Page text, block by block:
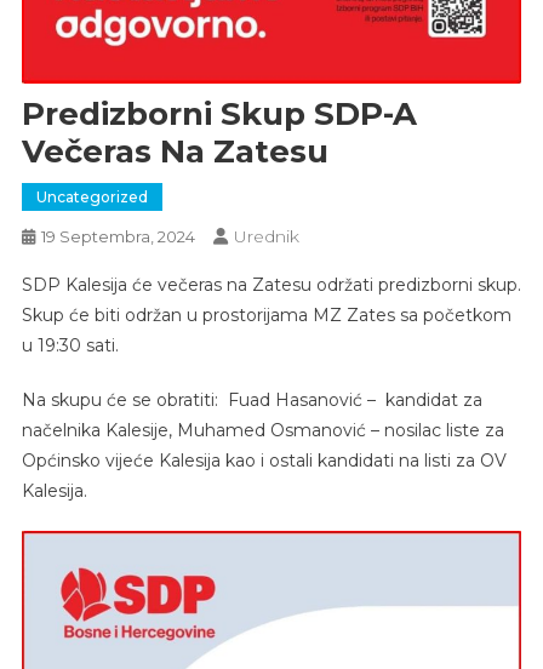
Predizborni Skup SDP-A
Večeras Na Zatesu
Uncategorized
19 Septembra, 2024 Urednik
SDP Kalesija će večeras na Zatesu održati predizborni skup.
Skup će biti održan u prostorijama MZ Zates sa početkom
u 19:30 sati.
Na skupu će se obratiti: Fuad Hasanović – kandidat za
načelnika Kalesije, Muhamed Osmanović – nosilac liste za
Općinsko vijeće Kalesija kao i ostali kandidati na listi za OV
Kalesija.